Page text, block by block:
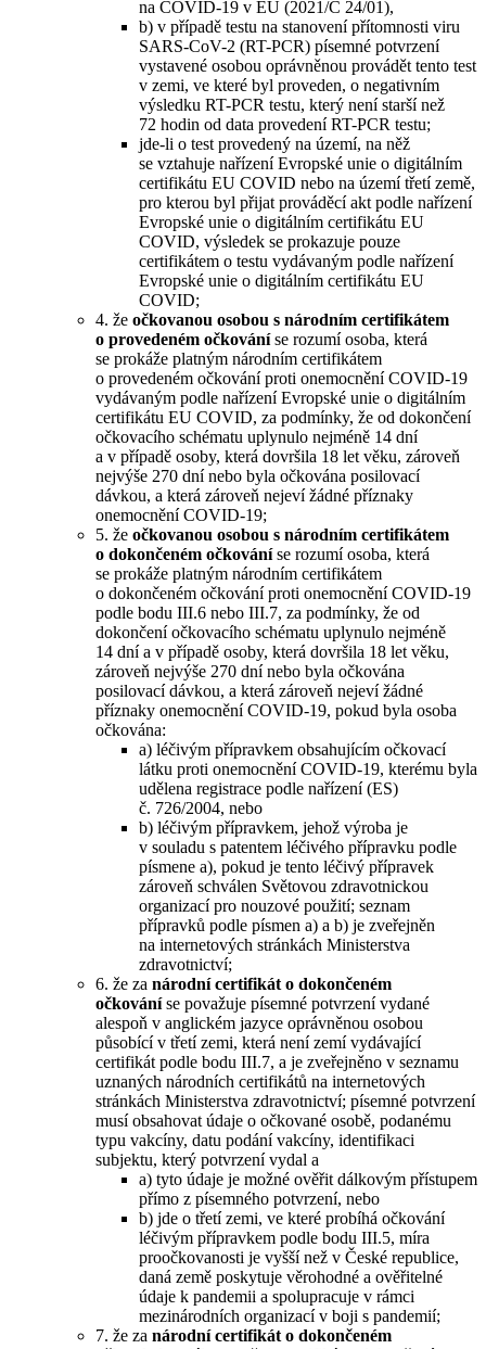
na COVID-19 v EU (2021/C 24/01),
b) v případě testu na stanovení přítomnosti viru
SARS-CoV-2 (RT-PCR) písemné potvrzení
vystavené osobou oprávněnou provádět tento test
v zemi, ve které byl proveden, o negativním
výsledku RT-PCR testu, který není starší než
72 hodin od data provedení RT-PCR testu;
jde-li o test provedený na území, na něž
se vztahuje nařízení Evropské unie o digitálním
certifikátu EU COVID nebo na území třetí země,
pro kterou byl přijat prováděcí akt podle nařízení
Evropské unie o digitálním certifikátu EU
COVID, výsledek se prokazuje pouze
certifikátem o testu vydávaným podle nařízení
Evropské unie o digitálním certifikátu EU
COVID;
4. že očkovanou osobou s národním certifikátem
o provedeném očkováníse rozumí osoba, která
se prokáže platným národním certifikátem
o provedeném očkování proti onemocnění COVID-19
vydávaným podle nařízení Evropské unie o digitálním
certifikátu EU COVID, za podmínky, že od dokončení
očkovacího schématu uplynulo nejméně 14 dní
a v případě osoby, která dovršila 18 let věku, zároveň
nejvýše 270 dní nebo byla očkována posilovací
dávkou, a která zároveň nejeví žádné příznaky
onemocnění COVID-19;
5. že očkovanou osobou s národním certifikátem
o dokončeném očkováníse rozumí osoba, která
se prokáže platným národním certifikátem
o dokončeném očkování proti onemocnění COVID-19
podle bodu III.6 nebo III.7, za podmínky, že od
dokončení očkovacího schématu uplynulo nejméně
14 dní a v případě osoby, která dovršila 18 let věku,
zároveň nejvýše 270 dní nebo byla očkována
posilovací dávkou, a která zároveň nejeví žádné
příznaky onemocnění COVID-19, pokud byla osoba
očkována:
a) léčivým přípravkem obsahujícím očkovací
látku proti onemocnění COVID-19, kterému byla
udělena registrace podle nařízení (ES)
č. 726/2004, nebo
b) léčivým přípravkem, jehož výroba je
v souladu s patentem léčivého přípravku podle
písmene a), pokud je tento léčivý přípravek
zároveň schválen Světovou zdravotnickou
organizací pro nouzové použití; seznam
přípravků podle písmen a) a b) je zveřejněn
na internetových stránkách Ministerstva
zdravotnictví;
6. že za národní certifikát o dokončeném
očkováníse považuje písemné potvrzení vydané
alespoň v anglickém jazyce oprávněnou osobou
působící v třetí zemi, která není zemí vydávající
certifikát podle bodu III.7, a je zveřejněno v seznamu
uznaných národních certifikátů na internetových
stránkách Ministerstva zdravotnictví; písemné potvrzení
musí obsahovat údaje o očkované osobě, podanému
typu vakcíny, datu podání vakcíny, identifikaci
subjektu, který potvrzení vydal a
a) tyto údaje je možné ověřit dálkovým přístupem
přímo z písemného potvrzení, nebo
b) jde o třetí zemi, ve které probíhá očkování
léčivým přípravkem podle bodu III.5, míra
proočkovanosti je vyšší než v České republice,
daná země poskytuje věrohodné a ověřitelné
údaje k pandemii a spolupracuje v rámci
mezinárodních organizací v boji s pandemií;
7. že za národní certifikát o dokončeném